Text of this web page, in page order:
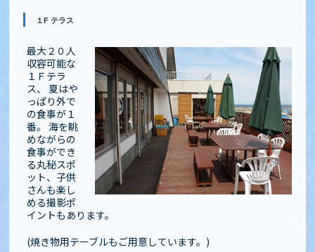
１F テラス
最大２０人
収容可能な
１Ｆテラ
ス、 夏はや
っぱり外で
の食事が１
番。 海を眺
めながらの
食事ができ
る丸秘スポ
ット、子供
さんも楽し
める撮影ポ
イントもあります。
(焼き物用テーブルもご用意しています。)